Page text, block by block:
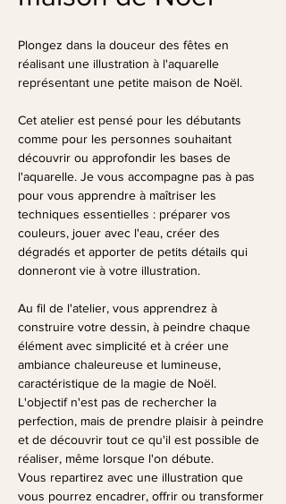
Plongez dans la douceur des fêtes en
réalisant une illustration à l'aquarelle
représentant une petite maison de Noël.
Cet atelier est pensé pour les débutants
comme pour les personnes souhaitant
découvrir ou approfondir les bases de
l'aquarelle. Je vous accompagne pas à pas
pour vous apprendre à maîtriser les
techniques essentielles : préparer vos
couleurs, jouer avec l'eau, créer des
dégradés et apporter de petits détails qui
donneront vie à votre illustration.
Au fil de l'atelier, vous apprendrez à
construire votre dessin, à peindre chaque
élément avec simplicité et à créer une
ambiance chaleureuse et lumineuse,
caractéristique de la magie de Noël.
L'objectif n'est pas de rechercher la
perfection, mais de prendre plaisir à peindre
et de découvrir tout ce qu'il est possible de
réaliser, même lorsque l'on débute.
Vous repartirez avec une illustration que
vous pourrez encadrer, offrir ou transformer